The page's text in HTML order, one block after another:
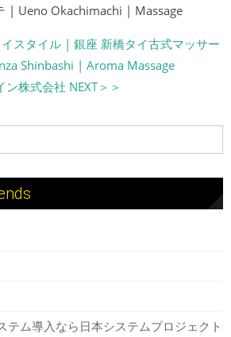
| Ueno Okachimachi | Massage
イスタイル | 銀座 新橋タイ古式マッサー
Shinbashi | Aroma Massage
株式会社 NEXT＞＞
テム導入なら日本システムプロジェクト